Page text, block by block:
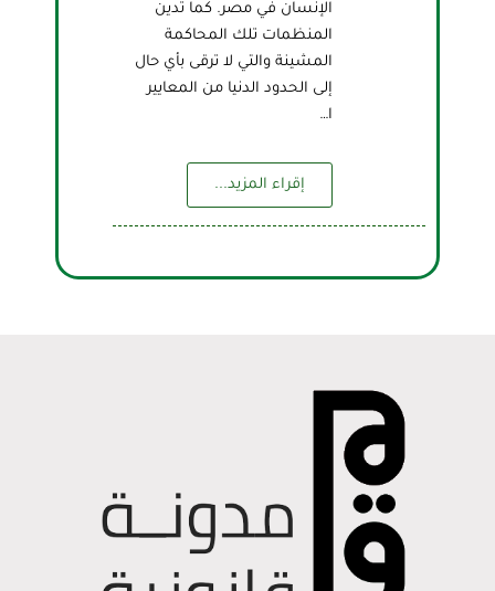
الإنسان في مصر. كما تدين
المنظمات تلك المحاكمة
المشينة والتي لا ترقى بأي حال
إلى الحدود الدنيا من المعايير
ا…
إقراء المزيد...